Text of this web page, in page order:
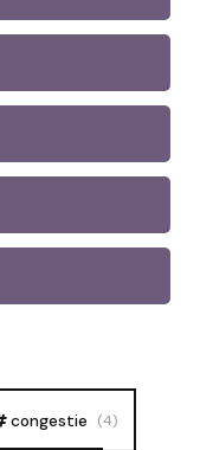
congestie (4)